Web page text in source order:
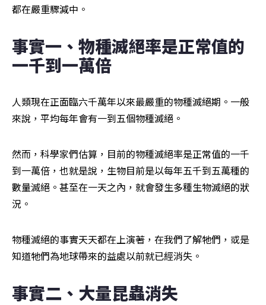
都在嚴重驟減中。
事實一、物種滅絕率是正常值的
一千到一萬倍
人類現在正面臨六千萬年以來最嚴重的物種滅絕期。一般
來說，平均每年會有一到五個物種滅絕。
然而，科學家們估算，目前的物種滅絕率是正常值的一千
到一萬倍，也就是說，生物目前是以每年五千到五萬種的
數量滅絕。甚至在一天之內，就會發生多種生物滅絕的狀
況。
物種滅絕的事實天天都在上演著，在我們了解牠們，或是
知道牠們為地球帶來的益處以前就已經消失。
事實二、大量昆蟲消失